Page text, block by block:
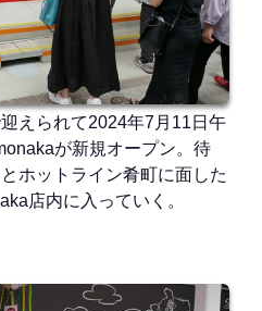
えられて2024年7月11日午
が新規オープン。待
ホットライン肴町に面した
店内に入っていく。